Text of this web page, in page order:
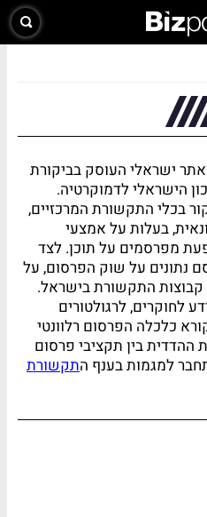
ישראלי העוסק בביקורת
הישראלי לדמוקרטיה.
בכלי התקשורת המרכזיים,
בעלות על אמצעי
מפרסמים על תוכן. לצד
נתונים על שוק הפרסום, על
קבוצות התקשורת בישראל.
לחוקרים, לרגולטורים
כלכלה הפרסום רלוונטי
בין תקציבי פרסום
למגמות בענף התקשורת